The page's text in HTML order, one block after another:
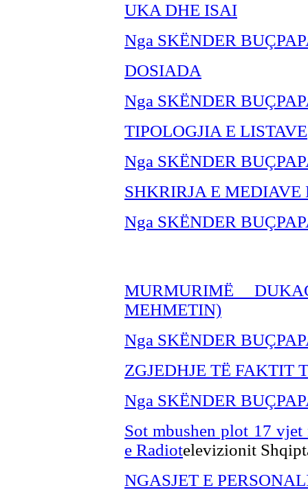
UKA DHE ISAI
Nga SKËNDER BU
DOSIADA
Nga SKËNDER BU
TIPOLOGJIA E LISTAVE
Nga SKËNDER BU
SHKRIRJA E
Nga SKËNDER BU
MURMURIMË
MEHMETIN)
Nga SKËNDER BU
ZGJEDHJE TË FAKTIT
Nga SKËNDER BU
Sot mbushen plot 17 vjet
e Radiotelevizionit
NGASJET E